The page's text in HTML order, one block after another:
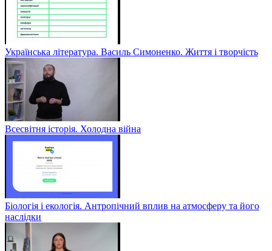
Українська література. Василь Симоненко. Життя і творчість
Всесвітня історія. Холодна війна
Біологія і екологія. Антропічний вплив на атмосферу та його
наслідки